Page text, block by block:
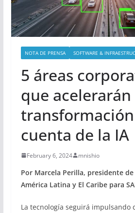
NOTA DE PRENSA SOFTWARE &
5 áreas
que acelerarán
cuenta de la IA
February 6, 2024 mnishio
Por Marcela Perilla, presidente
América Latina y El Caribe para
La tecnología seguirá impulsando